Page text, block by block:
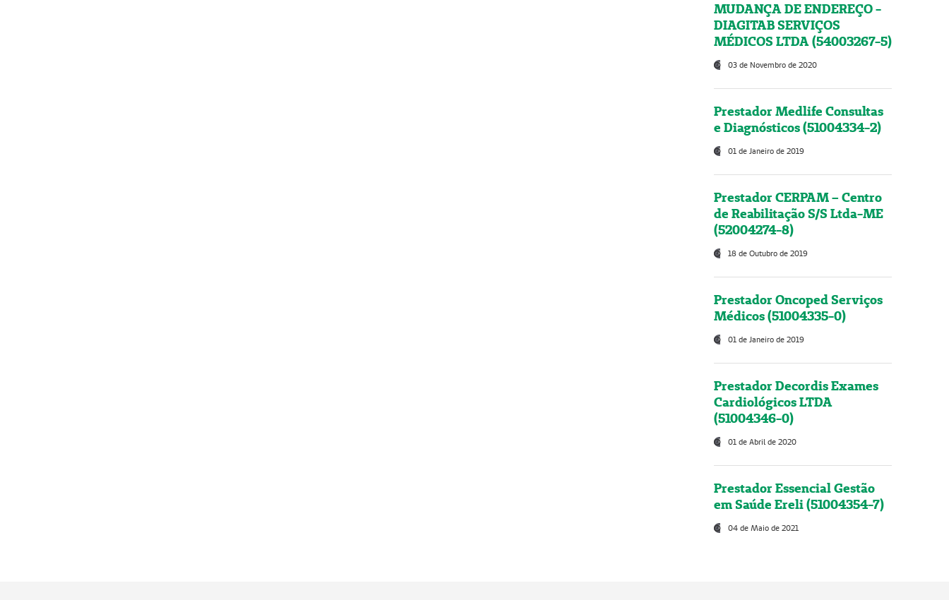
MUDANÇA DE ENDEREÇO -
DIAGITAB SERVIÇOS
MÉDICOS LTDA (54003267-5)
03 de Novembro de 2020
Prestador Medlife Consultas
e Diagnósticos (51004334-2)
01 de Janeiro de 2019
Prestador CERPAM – Centro
de Reabilitação S/S Ltda-ME
(52004274-8)
18 de Outubro de 2019
Prestador Oncoped Serviços
Médicos (51004335-0)
01 de Janeiro de 2019
Prestador Decordis Exames
Cardiológicos LTDA
(51004346-0)
01 de Abril de 2020
Prestador Essencial Gestão
em Saúde Ereli (51004354-7)
04 de Maio de 2021